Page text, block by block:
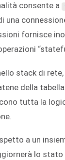
consente a
una
fornisce
stack di
della
tutta la
a un
lo